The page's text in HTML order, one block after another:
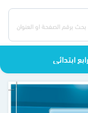
ابتدائي